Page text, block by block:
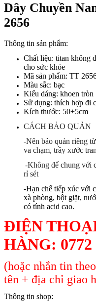
Dây Chuyền
2656
Thông tin sản phẩm:
Chất liệu: titan không
cho sức khỏe
Mã sản phẩm: TT
Màu sắc: bạc
Kiểu dáng: khoen tròn
Sử dụng: thích hợp đi
Kích thước: 50+5cm
CÁCH BẢO QUẢN
-Nên bảo quản riêng
va chạm, trầy xước
-Không để chung với
rỉ sét
-Hạn chế tiếp xúc với
xà phòng, bột giặt,
có tính acid cao.
ĐIỆN
HÀNG:
(hoặc nhắn tin
tên + địa chỉ giao
Thông tin shop: